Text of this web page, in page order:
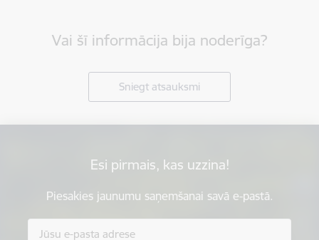
Vai šī informācija bija noderīga?
Sniegt atsauksmi
Esi pirmais, kas uzzina!
Piesakies jaunumu saņemšanai savā e-pastā.